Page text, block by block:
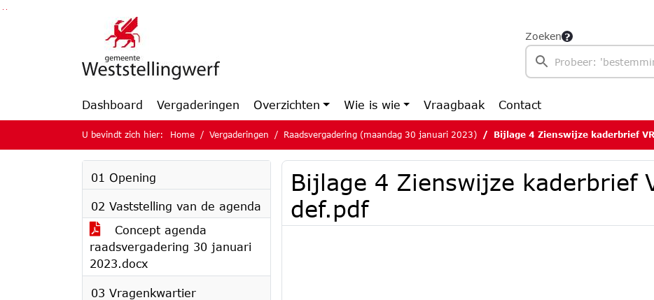
Ga naar de inhoud van deze pagina
Zoeken
Dashboard Vergaderingen Overzichten Wie is wie Vraagbaak Contact
U bevindt zich hier: Home Vergaderingen Raadsvergadering (maandag 30 januari 2023) Bijlage 4 Zienswijze kaderbrief
01 Opening
02 Vaststelling van de agenda
Concept agenda
raadsvergadering 30 januari
2023.docx
03 Vragenkwartier
Bijlage 4 Zienswijze kaderbrief
def.pdf